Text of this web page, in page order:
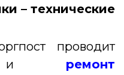
– технические
проводит
и ремонт